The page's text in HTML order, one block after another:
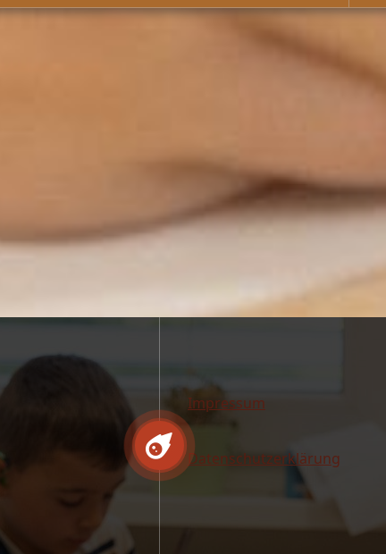
Impressum
Datenschutzerklärung